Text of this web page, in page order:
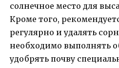
солнечное место для
Кроме того,
регулярно и удалять
необходимо выполнять
удобрять почву